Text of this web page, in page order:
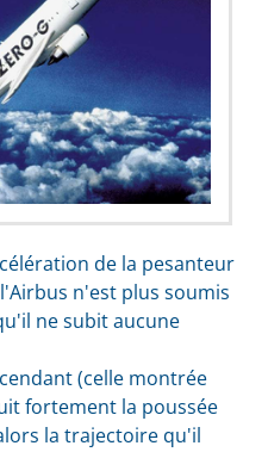
de la pesanteur
n'est plus soumis
ne subit aucune
(celle montrée
fortement la poussée
la trajectoire qu'il